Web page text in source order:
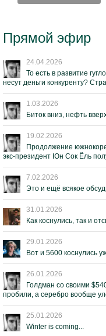
Прямой эфир
24.04.2026
То есть в развитие
несут деньги конкуренту?
1.03.2026
Биток вниз, нефть
19.02.2026
Продолжение
экс-президент Юн Сок Ёль
7.02.2026
Это и ещё всякое
31.01.2026
Как коснулись, так и
29.01.2026
Вот и 5600 коснулись
26.01.2026
Голдман со своими
пробили, а серебро вообще
25.01.2026
Winter is coming...